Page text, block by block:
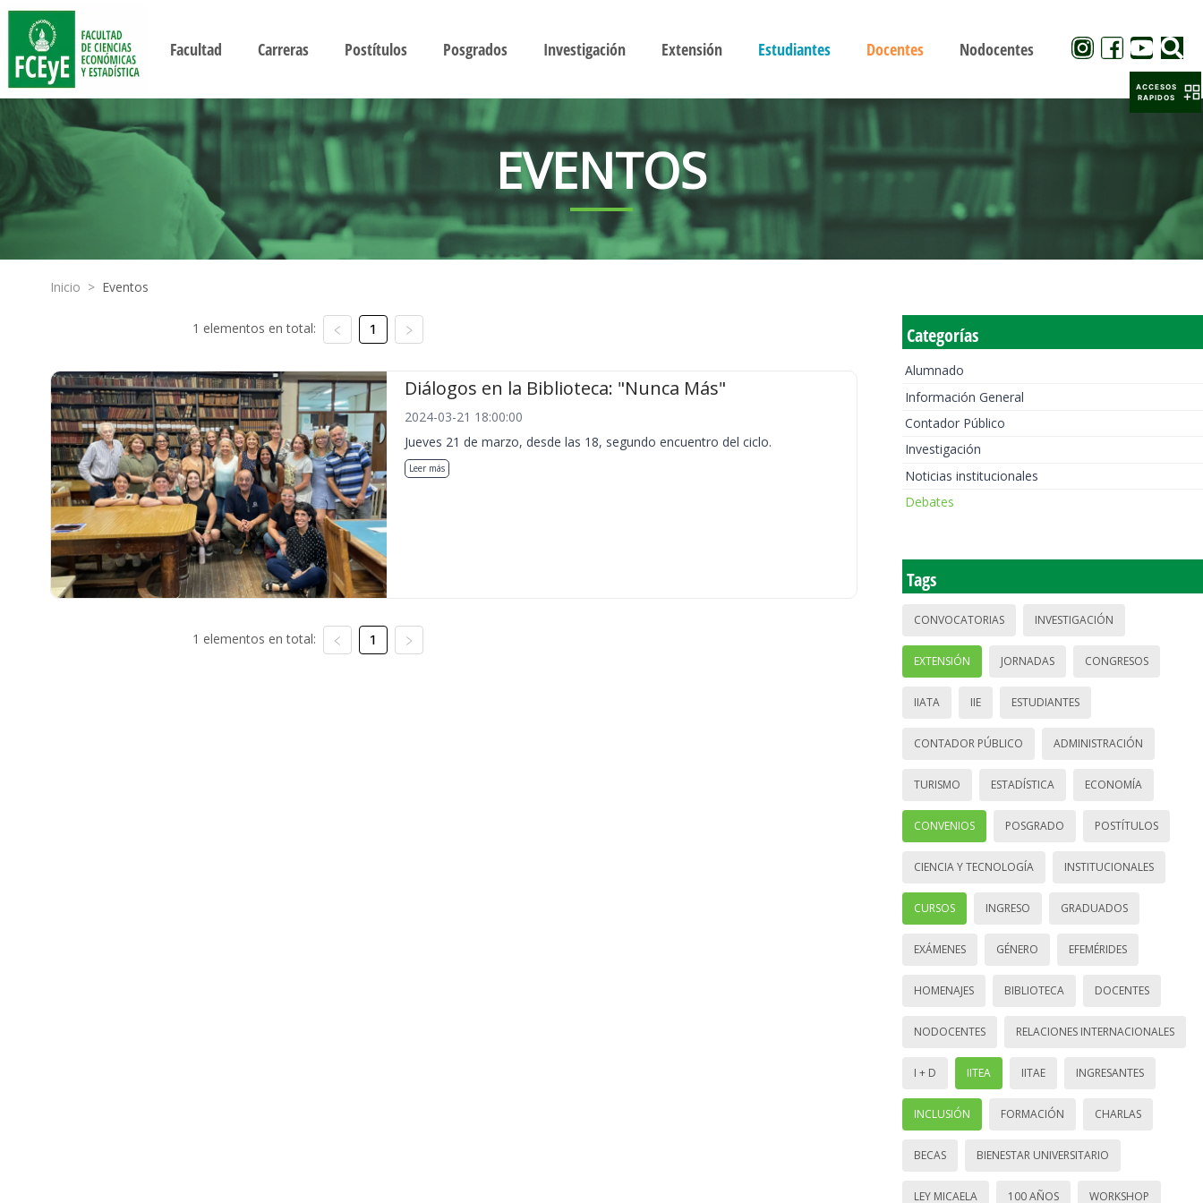
Facultad Carreras Postítulos Posgrados Investigación Extensión Estudiantes Docentes Nodocentes
EVENTOS
Inicio > Eventos
1 elementos en total: 1
Diálogos en la Biblioteca: "Nunca Más"
2024-03-21 18:00:00
Jueves 21 de marzo, desde las 18, segundo encuentro del ciclo.
Leer más
1 elementos en total: 1
Categorías
Alumnado
Información General
Contador Público
Investigación
Noticias institucionales
Debates
Tags
CONVOCATORIAS INVESTIGACIÓN
EXTENSIÓN JORNADAS CONGRESOS
IIATA IIE ESTUDIANTES
CONTADOR PÚBLICO ADMINISTRACIÓN
TURISMO ESTADÍSTICA ECONOMÍA
CONVENIOS POSGRADO POSTÍTULOS
CIENCIA Y TECNOLOGÍA INSTITUCIONALES
CURSOS INGRESO GRADUADOS
EXÁMENES GÉNERO EFEMÉRIDES
HOMENAJES BIBLIOTECA DOCENTES
NODOCENTES RELACIONES INTERNACIONALES
I + D IITEA IITAE INGRESANTES
INCLUSIÓN FORMACIÓN CHARLAS
BECAS BIENESTAR UNIVERSITARIO
LEY MICAELA 100 AÑOS WORKSHOP
ACCESOS
RAPIDOS